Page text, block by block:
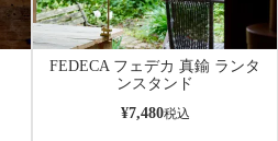
FEDECA フェデカ 真鍮 ランタ
ンスタンド
¥7,480税込